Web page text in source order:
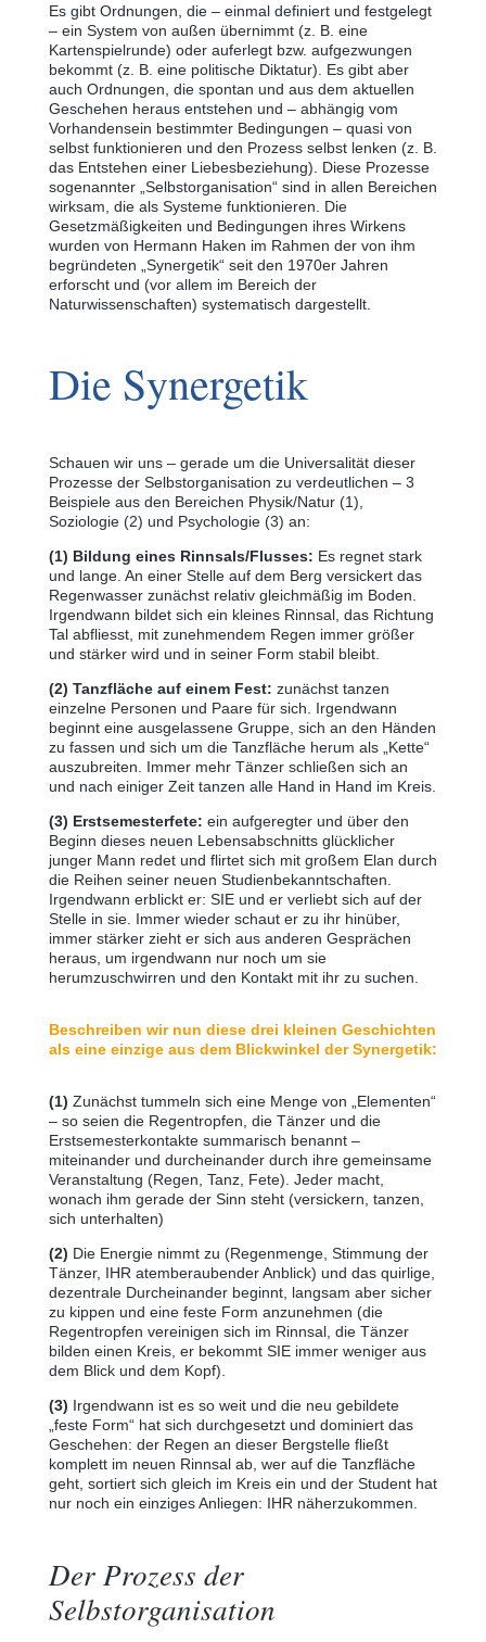
Es gibt Ordnungen, die ‒ einmal definiert und festgelegt
‒ ein System von außen übernimmt (z. B. eine
Kartenspielrunde) oder auferlegt bzw. aufgezwungen
bekommt (z. B. eine politische Diktatur). Es gibt aber
auch Ordnungen, die spontan und aus dem aktuellen
Geschehen heraus entstehen und ‒ abhängig vom
Vorhandensein bestimmter Bedingungen ‒ quasi von
selbst funktionieren und den Prozess selbst lenken (z. B.
das Entstehen einer Liebesbeziehung). Diese Prozesse
sogenannter „Selbstorganisation“ sind in allen Bereichen
wirksam, die als Systeme funktionieren. Die
Gesetzmäßigkeiten und Bedingungen ihres Wirkens
wurden von Hermann Haken im Rahmen der von ihm
begründeten „Synergetik“ seit den 1970er Jahren
erforscht und (vor allem im Bereich der
Naturwissenschaften) systematisch dargestellt.
Die Synergetik
Schauen wir uns ‒ gerade um die Universalität dieser
Prozesse der Selbstorganisation zu verdeutlichen ‒ 3
Beispiele aus den Bereichen Physik/Natur (1),
Soziologie (2) und Psychologie (3) an:
(1) Bildung eines Rinnsals/Flusses: Es regnet stark
und lange. An einer Stelle auf dem Berg versickert das
Regenwasser zunächst relativ gleichmäßig im Boden.
Irgendwann bildet sich ein kleines Rinnsal, das Richtung
Tal abfliesst, mit zunehmendem Regen immer größer
und stärker wird und in seiner Form stabil bleibt.
(2) Tanzfläche auf einem Fest: zunächst tanzen
einzelne Personen und Paare für sich. Irgendwann
beginnt eine ausgelassene Gruppe, sich an den Händen
zu fassen und sich um die Tanzfläche herum als „Kette“
auszubreiten. Immer mehr Tänzer schließen sich an
und nach einiger Zeit tanzen alle Hand in Hand im Kreis.
(3) Erstsemesterfete: ein aufgeregter und über den
Beginn dieses neuen Lebensabschnitts glücklicher
junger Mann redet und flirtet sich mit großem Elan durch
die Reihen seiner neuen Studienbekanntschaften.
Irgendwann erblickt er: SIE und er verliebt sich auf der
Stelle in sie. Immer wieder schaut er zu ihr hinüber,
immer stärker zieht er sich aus anderen Gesprächen
heraus, um irgendwann nur noch um sie
herumzuschwirren und den Kontakt mit ihr zu suchen.
Beschreiben wir nun diese drei kleinen Geschichten
als eine einzige aus dem Blickwinkel der Synergetik:
(1) Zunächst tummeln sich eine Menge von „Elementen“
‒ so seien die Regentropfen, die Tänzer und die
Erstsemesterkontakte summarisch benannt ‒
miteinander und durcheinander durch ihre gemeinsame
Veranstaltung (Regen, Tanz, Fete). Jeder macht,
wonach ihm gerade der Sinn steht (versickern, tanzen,
sich unterhalten)
(2) Die Energie nimmt zu (Regenmenge, Stimmung der
Tänzer, IHR atemberaubender Anblick) und das quirlige,
dezentrale Durcheinander beginnt, langsam aber sicher
zu kippen und eine feste Form anzunehmen (die
Regentropfen vereinigen sich im Rinnsal, die Tänzer
bilden einen Kreis, er bekommt SIE immer weniger aus
dem Blick und dem Kopf).
(3) Irgendwann ist es so weit und die neu gebildete
„feste Form“ hat sich durchgesetzt und dominiert das
Geschehen: der Regen an dieser Bergstelle fließt
komplett im neuen Rinnsal ab, wer auf die Tanzfläche
geht, sortiert sich gleich im Kreis ein und der Student hat
nur noch ein einziges Anliegen: IHR näherzukommen.
Der Prozess der
Selbstorganisation